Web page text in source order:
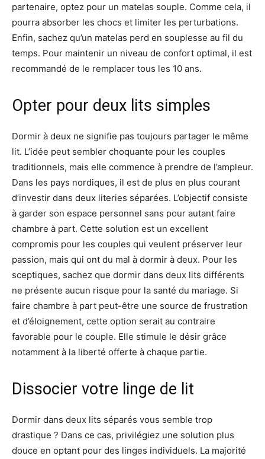
partenaire, optez pour un matelas souple. Comme cela, il
pourra absorber les chocs et limiter les perturbations.
Enfin, sachez qu’un matelas perd en souplesse au fil du
temps. Pour maintenir un niveau de confort optimal, il est
recommandé de le remplacer tous les 10 ans.
Opter pour deux lits simples
Dormir à deux ne signifie pas toujours partager le même
lit. L’idée peut sembler choquante pour les couples
traditionnels, mais elle commence à prendre de l’ampleur.
Dans les pays nordiques, il est de plus en plus courant
d’investir dans deux literies séparées. L’objectif consiste
à garder son espace personnel sans pour autant faire
chambre à part. Cette solution est un excellent
compromis pour les couples qui veulent préserver leur
passion, mais qui ont du mal à dormir à deux. Pour les
sceptiques, sachez que dormir dans deux lits différents
ne présente aucun risque pour la santé du mariage. Si
faire chambre à part peut-être une source de frustration
et d’éloignement, cette option serait au contraire
favorable pour le couple. Elle stimule le désir grâce
notamment à la liberté offerte à chaque partie.
Dissocier votre linge de lit
Dormir dans deux lits séparés vous semble trop
drastique ? Dans ce cas, privilégiez une solution plus
douce en optant pour des linges individuels. La majorité